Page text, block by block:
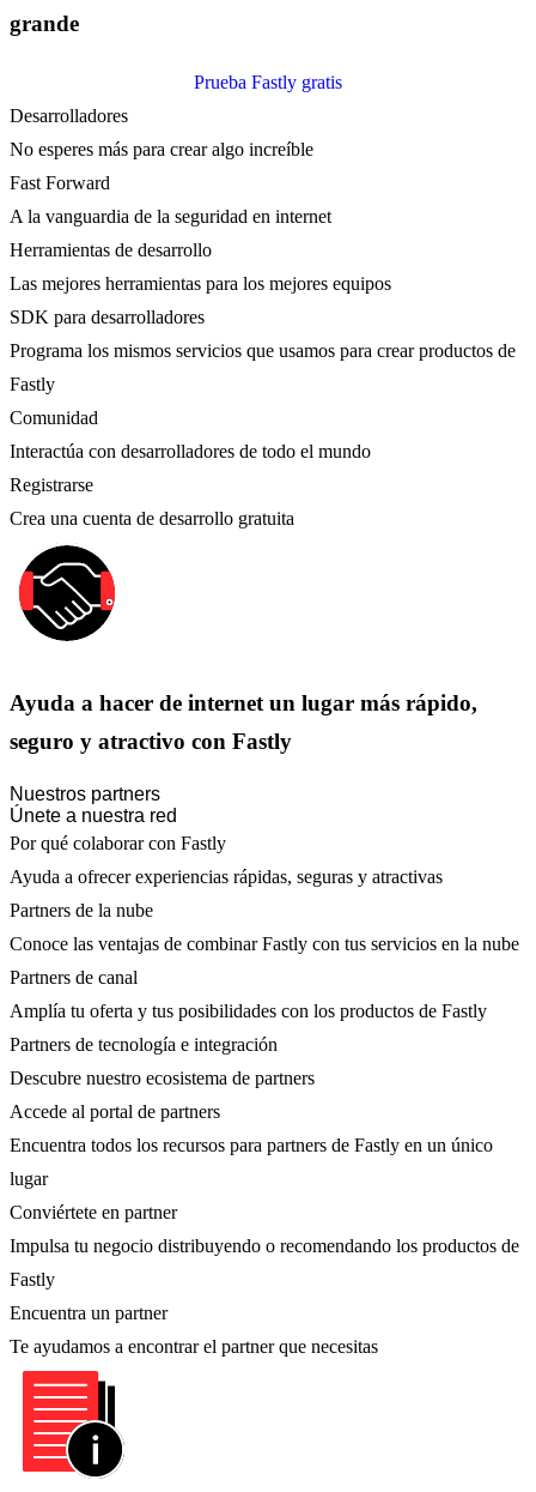
grande
Prueba Fastly gratis
Desarrolladores
No esperes más para crear algo increíble
Fast Forward
A la vanguardia de la seguridad en internet
Herramientas de desarrollo
Las mejores herramientas para los mejores equipos
SDK para desarrolladores
Programa los mismos servicios que usamos para crear productos de
Fastly
Comunidad
Interactúa con desarrolladores de todo el mundo
Registrarse
Crea una cuenta de desarrollo gratuita
Ayuda a hacer de internet un lugar más rápido,
seguro y atractivo con Fastly
Nuestros partners
Únete a nuestra red
Por qué colaborar con Fastly
Ayuda a ofrecer experiencias rápidas, seguras y atractivas
Partners de la nube
Conoce las ventajas de combinar Fastly con tus servicios en la nube
Partners de canal
Amplía tu oferta y tus posibilidades con los productos de Fastly
Partners de tecnología e integración
Descubre nuestro ecosistema de partners
Accede al portal de partners
Encuentra todos los recursos para partners de Fastly en un único
lugar
Conviértete en partner
Impulsa tu negocio distribuyendo o recomendando los productos de
Fastly
Encuentra un partner
Te ayudamos a encontrar el partner que necesitas